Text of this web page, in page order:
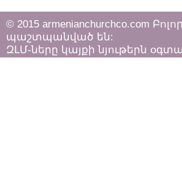
© 2015 armenianchurchco.com
պաշտպանված են:
ԶԼՄ-ները կայքի նյութերն